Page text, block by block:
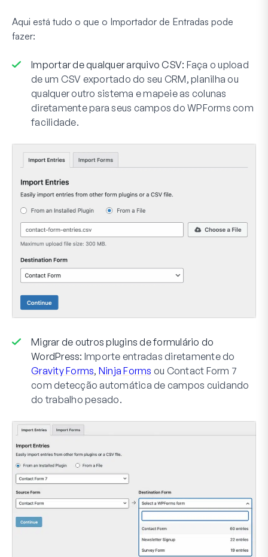
Aqui está tudo o que o Importador de Entradas pode
fazer:
Importar de qualquer arquivo CSV: Faça o upload
de um CSV exportado do seu CRM, planilha ou
qualquer outro sistema e mapeie as colunas
diretamente para seus campos do WPForms com
facilidade.
Migrar de outros plugins de formulário do
WordPress: Importe entradas diretamente do
Gravity Forms, Ninja Forms ou Contact Form 7
com detecção automática de campos cuidando
do trabalho pesado.